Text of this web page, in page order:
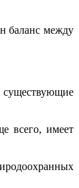
баланс между
всего, имеет